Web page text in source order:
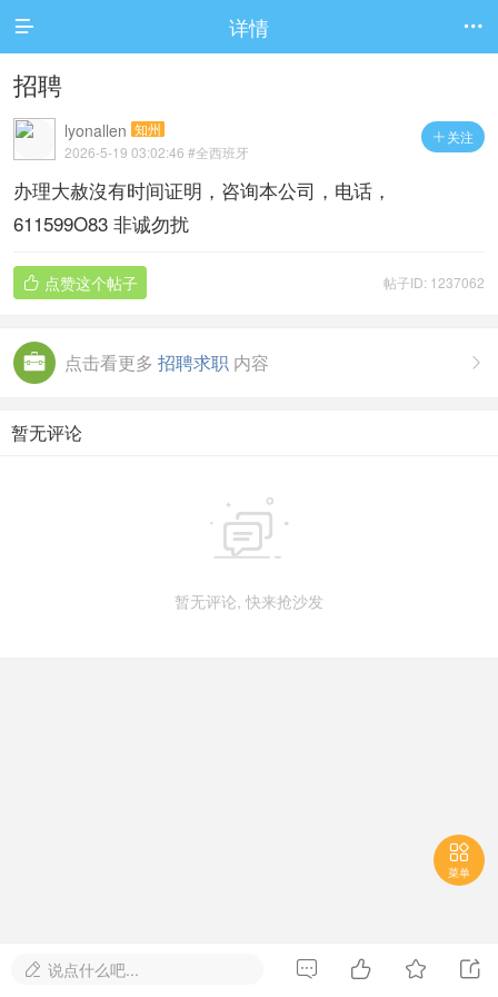
 详情 
招聘
 关注
lyonallen 知州
2026-5-19 03:02:46 #全西班牙
办理大赦沒有时间证明，咨询本公司，电话，
611599O83 非诚勿扰
帖子ID: 1237062
 点赞这个帖子

点击看更多 招聘求职 内容
暂无评论

暂无评论, 快来抢沙发

菜单
 说点什么吧...    